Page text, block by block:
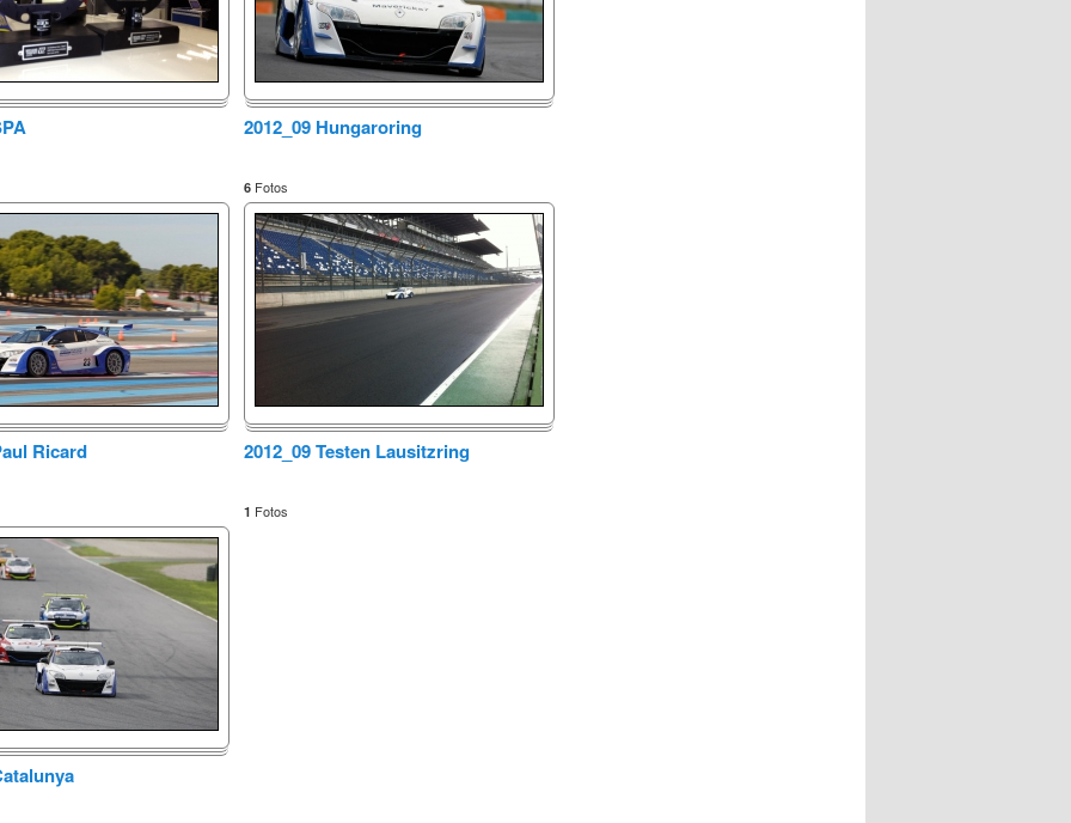
2012_09 Hungaroring
6Fotos
Ricard 2012_09 Testen Lausitzring
1 Fotos